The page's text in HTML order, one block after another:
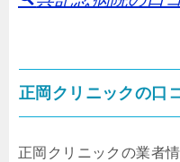
正岡クリニックの口
正岡クリニックの業者情